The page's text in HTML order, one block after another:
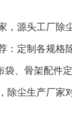
，源头工厂除
：定制各规格
除尘生产厂家